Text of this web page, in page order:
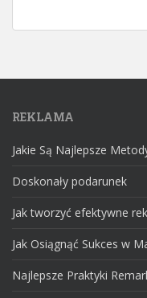
REKLAMA
Jakie Są Najlepsze
Doskonały podarunek
Jak tworzyć efektywne
Jak Osiągnąć Sukces w
Najlepsze Praktyki